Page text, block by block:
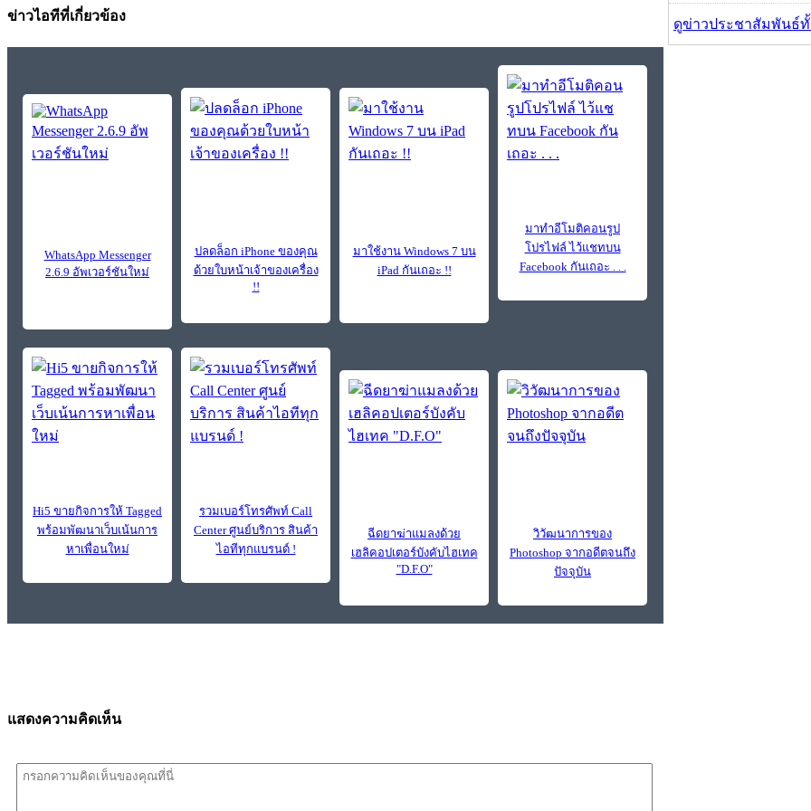
ข่าวไอทีที่เกี่ยวข้อง
WhatsApp Messenger
2.6.9 อัพเวอร์ชันใหม่
ปลดล็อก iPhone ของคุณ
ด้วยใบหน้าเจ้าของเครื่อง
!!
มาใช้งาน Windows 7 บน
iPad กันเถอะ !!
มาทำอีโมติคอนรูป
โปรไฟล์ ไว้แชทบน
Facebook กันเถอะ . . .
Hi5 ขายกิจการให้ Tagged
พร้อมพัฒนาเว็บเน้นการ
หาเพื่อนใหม่
รวมเบอร์โทรศัพท์ Call
Center ศูนย์บริการ สินค้า
ไอทีทุกแบรนด์ !
ฉีดยาฆ่าแมลงด้วย
เฮลิคอปเตอร์บังคับไฮเทค
"D.F.O"
วิวัฒนาการของ
Photoshop จากอดีตจนถึง
ปัจจุบัน
แสดงความคิดเห็น
ดูข่าวประชาสัมพันธ์